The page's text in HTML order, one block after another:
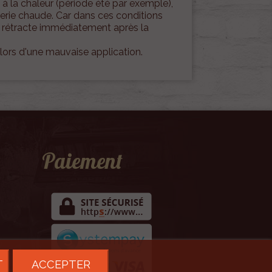
la chaleur (période été par exemple),
chaude. Car dans ces conditions
immédiatement après la
d'une mauvaise application.
Paiement
ACCEPTER